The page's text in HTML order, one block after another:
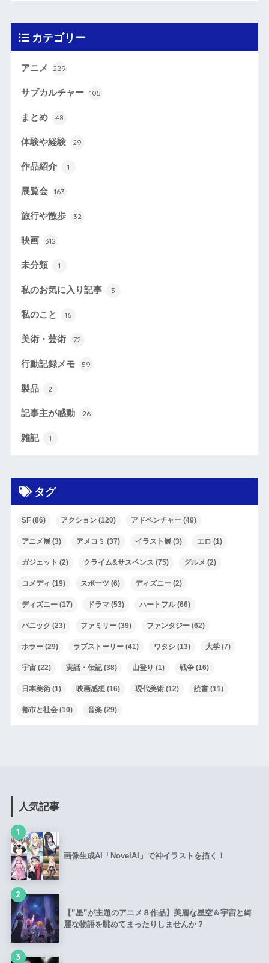
カテゴリー
アニメ 229
サブカルチャー 105
まとめ 48
体験や経験 29
作品紹介 1
展覧会 163
旅行や散歩 32
映画 312
未分類 1
私のお気に入り記事 3
私のこと 16
美術・芸術 72
行動記録メモ 59
製品 2
記事主が感動 26
雑記 1
タグ
SF(86) アクション(120) アドベンチャー(49)
アニメ展(3) アメコミ (37) イラスト展(3) エロ (1)
ガジェット (2) クライム&サスペンス (75) グルメ (2)
コメディ (19) スポーツ (6) ディズニー(2)
ディズニー(17) ドラマ(53) ハートフル(66)
パニック (23) ファミリー(39) ファンタジー(62)
ホラー(29) ラブストーリー(41) ワタシ(13) 大学(7)
宇宙(22) 実話・伝記(38) 山登り (1) 戦争(16)
日本美術(1) 映画感想(16) 現代美術(12) 読書(11)
都市と社会(10) 音楽(29)
人気記事
1
画像生成AI「NovelAI」で神イラストを描く！
2
【”星”が主題のアニメ８作品】美麗な星空＆宇宙と綺
麗な物語を眺めてまったりしませんか？
3